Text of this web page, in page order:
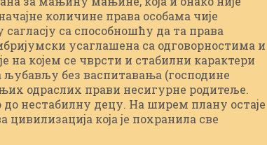
количине права особама чије
са способношћу да та права
усаглашена са одговорностима и
на којем се чврсти и стабилни карактери
без васпитавања (господине
одраслих прави несигурне родитеље.
нестабилну децу. На ширем плану остаје
која је похранила све